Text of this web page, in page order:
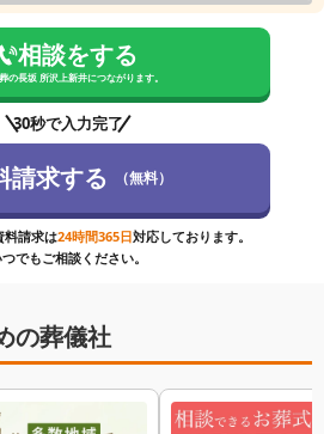
相談をする
の長坂 所沢上新井につながります。
30秒で入力完了
請求する （無料）
料請求は24時間365日対応しております。
つでもご相談ください。
の葬儀社